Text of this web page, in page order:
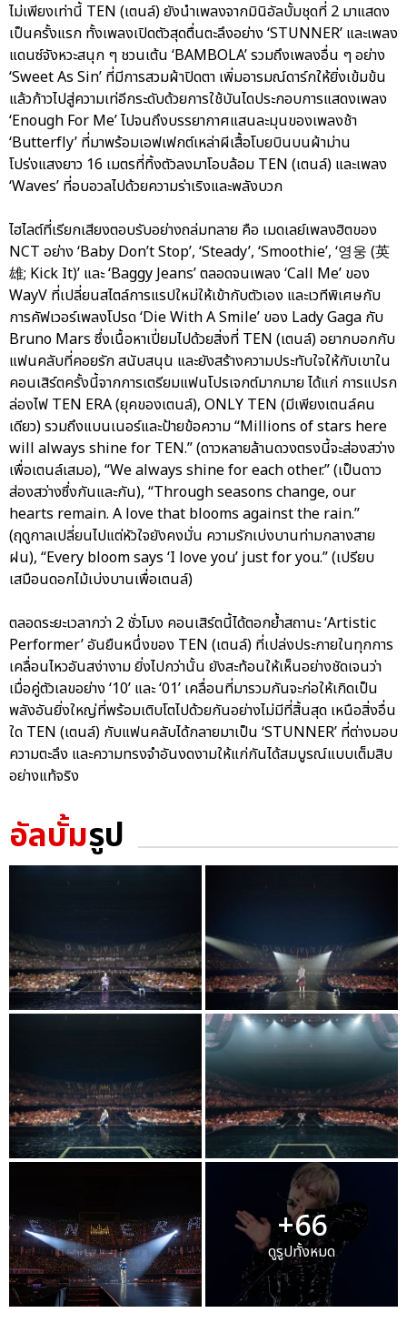
ไม่เพียงเท่านี้ TEN (เตนล์) ยังนำเพลงจากมินิอัลบั้มชุดที่ 2 มาแสดง
เป็นครั้งแรก ทั้งเพลงเปิดตัวสุดตื่นตะลึงอย่าง ‘STUNNER’ และเพลง
แดนซ์จังหวะสนุก ๆ ชวนเต้น ‘BAMBOLA’ รวมถึงเพลงอื่น ๆ อย่าง
‘Sweet As Sin’ ที่มีการสวมผ้าปิดตา เพิ่มอารมณ์ดาร์กให้ยิ่งเข้มข้น
แล้วก้าวไปสู่ความเท่อีกระดับด้วยการใช้บันไดประกอบการแสดงเพลง
‘Enough For Me’ ไปจนถึงบรรยากาศแสนละมุนของเพลงช้า
‘Butterfly’ ที่มาพร้อมเอฟเฟกต์เหล่าผีเสื้อโบยบินบนผ้าม่าน
โปร่งแสงยาว 16 เมตรที่ทิ้งตัวลงมาโอบล้อม TEN (เตนล์) และเพลง
‘Waves’ ที่อบอวลไปด้วยความร่าเริงและพลังบวก
ไฮไลต์ที่เรียกเสียงตอบรับอย่างถล่มทลาย คือ เมดเลย์เพลงฮิตของ
NCT อย่าง ‘Baby Don’t Stop’, ‘Steady’, ‘Smoothie’, ‘영웅 (英
雄; Kick It)’ และ ‘Baggy Jeans’ ตลอดจนเพลง ‘Call Me’ ของ
WayV ที่เปลี่ยนสไตล์การแรปใหม่ให้เข้ากับตัวเอง และเวทีพิเศษกับ
การคัฟเวอร์เพลงโปรด ‘Die With A Smile’ ของ Lady Gaga กับ
Bruno Mars ซึ่งเนื้อหาเปี่ยมไปด้วยสิ่งที่ TEN (เตนล์) อยากบอกกับ
แฟนคลับที่คอยรัก สนับสนุน และยังสร้างความประทับใจให้กับเขาใน
คอนเสิร์ตครั้งนี้จากการเตรียมแฟนโปรเจกต์มากมาย ได้แก่ การแปรก
ล่องไฟ TEN ERA (ยุคของเตนล์), ONLY TEN (มีเพียงเตนล์คน
เดียว) รวมถึงแบนเนอร์และป้ายข้อความ “Millions of stars here
will always shine for TEN.” (ดาวหลายล้านดวงตรงนี้จะส่องสว่าง
เพื่อเตนล์เสมอ), “We always shine for each other.” (เป็นดาว
ส่องสว่างซึ่งกันและกัน), “Through seasons change, our
hearts remain. A love that blooms against the rain.”
(ฤดูกาลเปลี่ยนไปแต่หัวใจยังคงมั่น ความรักเบ่งบานท่ามกลางสาย
ฝน), “Every bloom says ‘I love you’ just for you.” (เปรียบ
เสมือนดอกไม้เบ่งบานเพื่อเตนล์)
ตลอดระยะเวลากว่า 2 ชั่วโมง คอนเสิร์ตนี้ได้ตอกย้ำสถานะ ‘Artistic
Performer’ อันยืนหนึ่งของ TEN (เตนล์) ที่เปล่งประกายในทุกการ
เคลื่อนไหวอันสง่างาม ยิ่งไปกว่านั้น ยังสะท้อนให้เห็นอย่างชัดเจนว่า
เมื่อคู่ตัวเลขอย่าง ‘10’ และ ‘01’ เคลื่อนที่มารวมกันจะก่อให้เกิดเป็น
พลังอันยิ่งใหญ่ที่พร้อมเติบโตไปด้วยกันอย่างไม่มีที่สิ้นสุด เหนือสิ่งอื่น
ใด TEN (เตนล์) กับแฟนคลับได้กลายมาเป็น ‘STUNNER’ ที่ต่างมอบ
ความตะลึง และความทรงจำอันงดงามให้แก่กันได้สมบูรณ์แบบเต็มสิบ
อย่างแท้จริง
อัลบั้มรูป
+66
ดูรูปทั้งหมด